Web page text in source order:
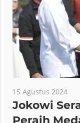
15 Agustus 2024
Jokowi
Peraih